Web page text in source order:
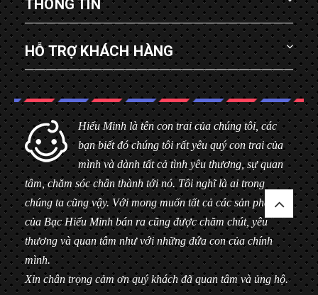
THÔNG TIN
HỖ TRỢ KHÁCH HÀNG
Hiểu Minh là tên con trai của chúng tôi, các
bạn biết đó chúng tôi rất yêu quý con trai của
mình và dành tất cả tình yêu thương, sự quan
tâm, chăm sóc chân thành tới nó. Tôi nghĩ là ai trong
chúng ta cũng vậy. Với mong muốn tất cả các sản phẩm
của Bạc Hiểu Minh bán ra cũng được chăm chút, yêu
thương và quan tâm như với những đứa con của chính
mình.
Xin chân trọng cảm ơn quý khách đã quan tâm và ủng hộ.